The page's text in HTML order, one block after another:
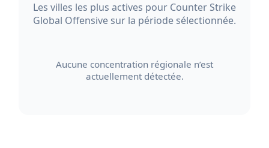
Les villes les plus actives pour Counter Strike
Global Offensive sur la période sélectionnée.
Aucune concentration régionale n’est
actuellement détectée.